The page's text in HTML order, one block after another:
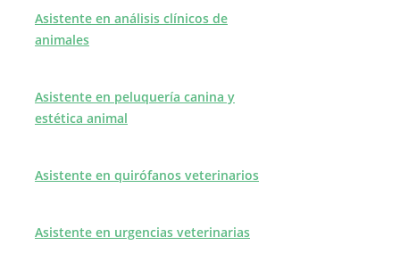
Asistente en análisis clínicos de
animales
Asistente en peluquería canina y
estética animal
Asistente en quirófanos veterinarios
Asistente en urgencias veterinarias